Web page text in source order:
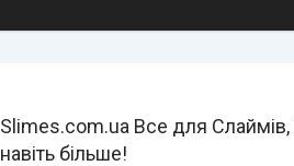
Slimes.com.ua Все для Слаймів,
навіть більше!